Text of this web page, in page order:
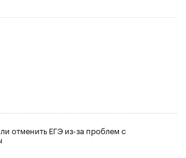
отменить ЕГЭ из-за проблем с